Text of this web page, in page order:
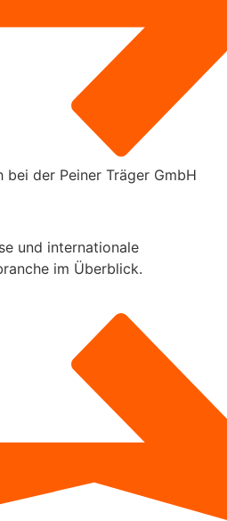
und internationale
im Überblick.